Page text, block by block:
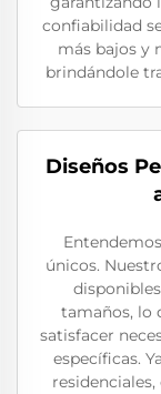
confiabilidad
más bajos y
brindándole
Diseños
únicos.
tamaños, lo
satisfacer
específicas.